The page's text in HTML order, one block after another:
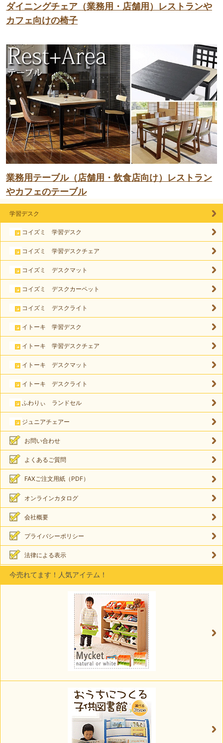
ダイニングチェア（業務用・店舗用）レストランや
カフェ向けの椅子
業務用テーブル（店舗用・飲食店向け）レストラン
やカフェのテーブル
学習デスク
コイズミ 学習デスク
コイズミ 学習デスクチェア
コイズミ デスクマット
コイズミ デスクカーペット
コイズミ デスクライト
イトーキ 学習デスク
イトーキ 学習デスクチェア
イトーキ デスクマット
イトーキ デスクライト
ふわりぃ ランドセル
ジュニアチェアー
お問い合わせ
よくあるご質問
FAXご注文用紙（PDF）
オンラインカタログ
会社概要
プライバシーポリシー
法律による表示
今売れてます！人気アイテム！